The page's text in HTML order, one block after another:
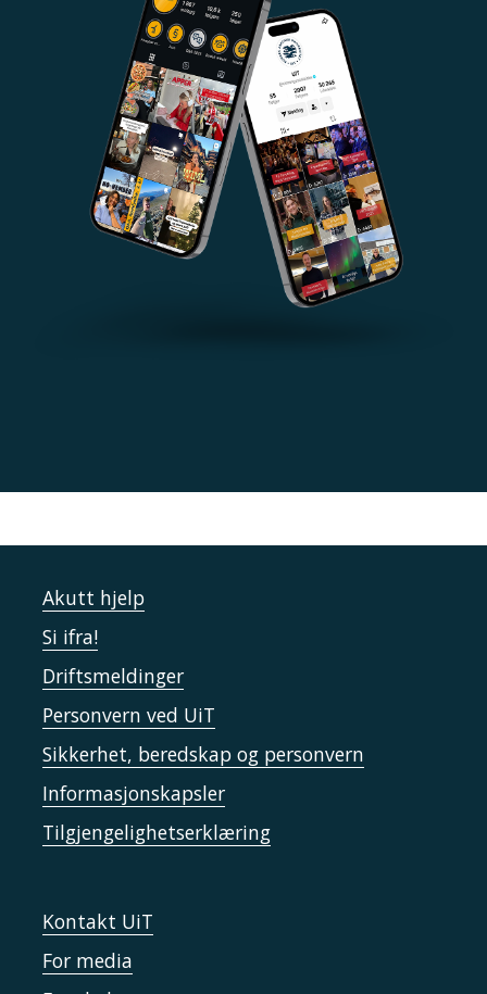
Akutt hjelp
Si ifra!
Driftsmeldinger
Personvern ved UiT
Sikkerhet, beredskap og personvern
Informasjonskapsler
Tilgjengelighetserklæring
Kontakt UiT
For media